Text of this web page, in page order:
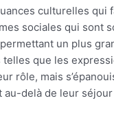
culturelles
sociales qui sont
un plus
que les
rôle, mais
delà de leur